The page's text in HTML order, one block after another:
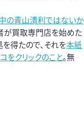
の青山清利ではないか
が買取専門店を始めた
得たので、それを本紙
をクリックのこと。無